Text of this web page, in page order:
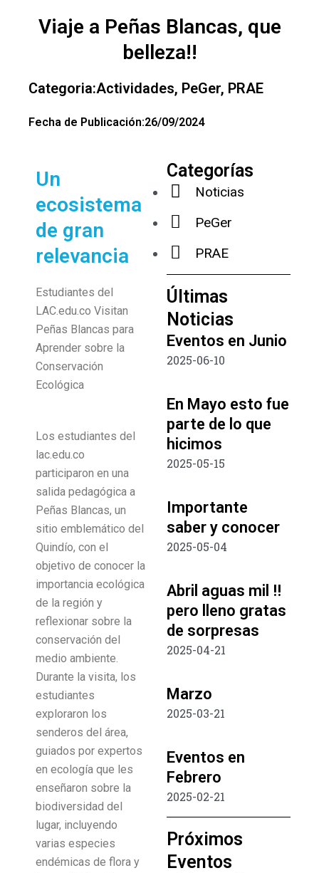
Viaje a Peñas Blancas, que
belleza!!
Categoria:Actividades, PeGer, PRAE
Fecha de Publicación:26/09/2024
Un
ecosistema
de gran
relevancia
Estudiantes del
LAC.edu.co Visitan
Peñas Blancas para
Aprender sobre la
Conservación
Ecológica
Los estudiantes del
lac.edu.co
participaron en una
salida pedagógica a
Peñas Blancas, un
sitio emblemático del
Quindío, con el
objetivo de conocer la
importancia ecológica
de la región y
reflexionar sobre la
conservación del
medio ambiente.
Durante la visita, los
estudiantes
exploraron los
senderos del área,
guiados por expertos
en ecología que les
enseñaron sobre la
biodiversidad del
lugar, incluyendo
varias especies
endémicas de flora y
Categorías
Noticias
PeGer
PRAE
Últimas
Noticias
Eventos en Junio
2025-06-10
En Mayo esto fue
parte de lo que
hicimos
2025-05-15
Importante
saber y conocer
2025-05-04
Abril aguas mil !!
pero lleno gratas
de sorpresas
2025-04-21
Marzo
2025-03-21
Eventos en
Febrero
2025-02-21
Próximos
Eventos